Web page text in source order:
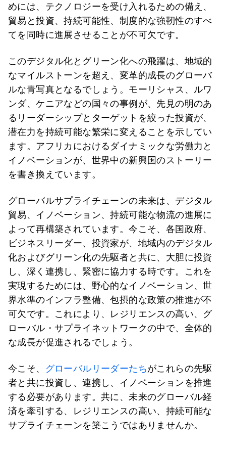
めには、テクノロジーを受け入れるための備え、
貿易と投資、持続可能性、制度的な強靭性のすべ
てを同時に進展させることが不可欠です。
このデジタル化とグリーン化への飛躍は、地域的
なマイルストーンを超え、変革的成長のグローバ
ルな青写真となるでしょう。モーリシャス、ルワ
ンダ、ケニアなどの国々の事例が、先見の明のあ
るリーダーシップとターゲットを絞った投資が、
潜在力を持続可能な繁栄に変えることを示してい
ます。アフリカにおけるダイナミックな労働力と
イノベーションが、世界中の新興国のストーリー
を書き換えています。
グローバルサプライチェーンの未来は、デジタル
貿易、イノベーション、持続可能な物流の進展に
よって再構築されています。今こそ、各国政府、
ビジネスリーダー、投資家が、地域内のデジタル
化およびグリーン化の先駆者と共に、大胆に投資
し、深く連携し、緊密に協力する時です。これを
実現するためには、野心的なイノベーション、世
界水準のインフラ整備、包摂的な政策の推進が不
可欠です。これにより、レジリエンスの高い、グ
ローバル・サプライネットワークの中で、全体的
な成長が促進されるでしょう。
今こそ、 グローバルリーダーたちがこれらの先駆
者と共に投資し、連携し、イノベーションを推進
する必要があります。共に、未来のグローバル経
済を牽引する、レジリエンスの高い、持続可能な
サプライチェーンを築こうではありませんか。